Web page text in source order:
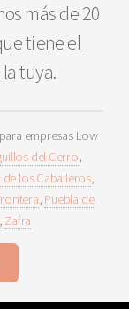
más de 20
tiene el
tuya.
empresas Low
del Cerro,
de los Caballeros,
, Puebla de
, Zafra